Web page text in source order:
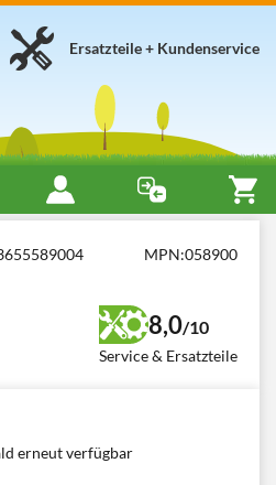
Ersatzteile + Kundenservice
MPN:058900
8,0/10
Service & Ersatzteile
erneut verfügbar